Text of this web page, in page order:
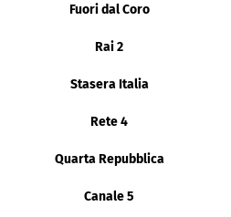
Fuori dal Coro
Rai 2
Stasera Italia
Rete 4
Quarta Repubblica
Canale 5